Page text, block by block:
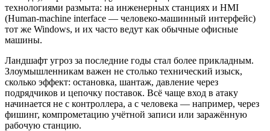
технологиями размыта: на инженерных станциях и HMI
(Human-machine interface — человеко-­машинный интерфейс)
тот же Windows, и их часто ведут как обычные офисные
машины.
Ландшафт угроз за последние годы стал более прикладным.
Злоумышленникам важен не столько технический изыск,
сколько эффект: остановка, шантаж, давление через
подрядчиков и цепочку поставок. Всё чаще вход в атаку
начинается не с контроллера, а с человека — например, через
фишинг, компрометацию учётной записи или заражённую
рабочую станцию.